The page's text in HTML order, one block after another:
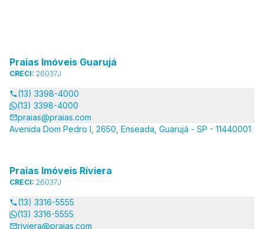
Praias Imóveis Guarujá
CRECI: 26037J
(13) 3398-4000
(13) 3398-4000
praias@praias.com
Avenida Dom Pedro I, 2650, Enseada, Guarujá - SP - 11440001
Praias Imóveis Riviera
CRECI: 26037J
(13) 3316-5555
(13) 3316-5555
riviera@praias.com